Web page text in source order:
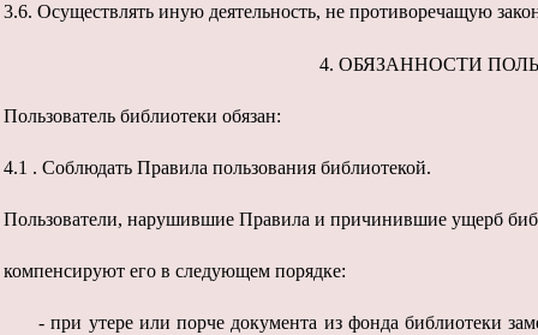
3.6. Осуществлять иную деятельность, не противоречащую
4. ОБЯЗАННОСТИ
Пользователь библиотеки обязан:
4.1 . Соблюдать Правила пользования библиотекой.
Пользователи, нарушившие Правила и причинившие ущерб
компенсируют его в следующем порядке:
- при утере или порче документа из фонда библиотеки